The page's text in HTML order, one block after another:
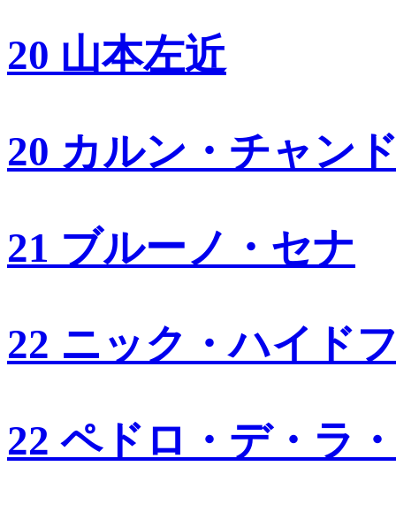
20 山本左近
20 カルン・チャン
21 ブルーノ・セナ
22 ニック・ハイド
22 ペドロ・デ・ラ